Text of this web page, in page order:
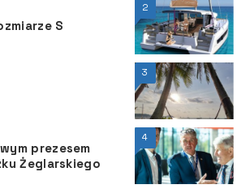
2
S
3
4
prezesem
Żeglarskiego